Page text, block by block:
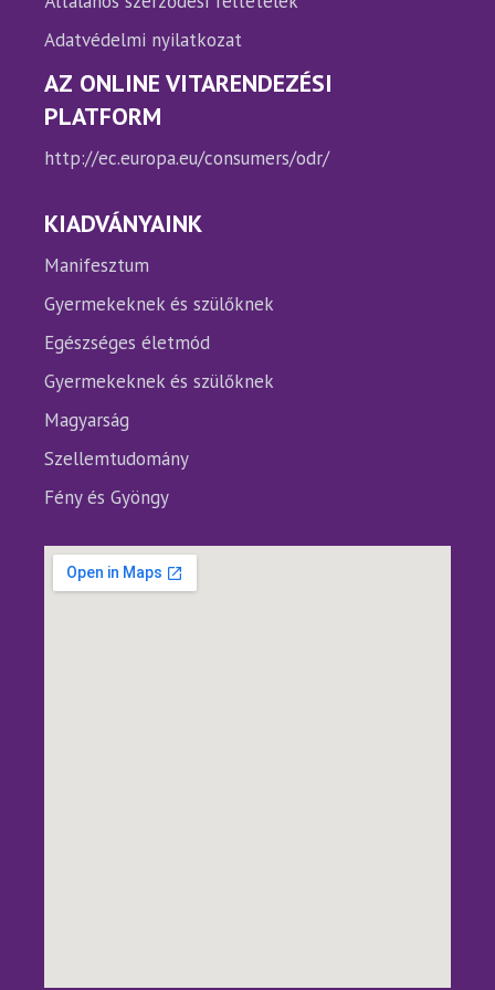
Adatvédelmi nyilatkozat
AZ ONLINE VITARENDEZÉSI
PLATFORM
http://ec.europa.eu/consumers/odr/
KIADVÁNYAINK
Manifesztum
Gyermekeknek és szülőknek
Egészséges életmód
Gyermekeknek és szülőknek
Magyarság
Szellemtudomány
Fény és Gyöngy